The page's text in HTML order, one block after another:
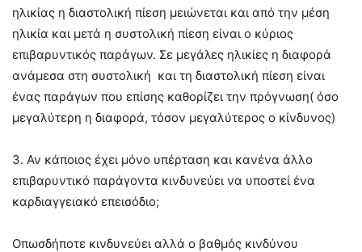
ηλικίας η διαστολική πίεση μειώνεται και από την μέση
ηλικία και μετά η συστολική πίεση είναι ο κύριος
επιβαρυντικός παράγων. Σε μεγάλες ηλικίες η διαφορά
ανάμεσα στη συστολική και τη διαστολική πίεση είναι
ένας παράγων που επίσης καθορίζει την πρόγνωση( όσο
μεγαλύτερη η διαφορά, τόσον μεγαλύτερος ο κίνδυνος)
3. Αν κάποιος έχει μόνο υπέρταση και κανένα άλλο
επιβαρυντικό παράγοντα κινδυνεύει να υποστεί ένα
καρδιαγγειακό επεισόδιο;
Οπωσδήποτε κινδυνεύει αλλά ο βαθμός κινδύνου